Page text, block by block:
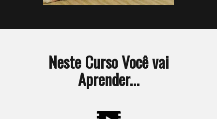
Neste Curso Você vai
Aprender...